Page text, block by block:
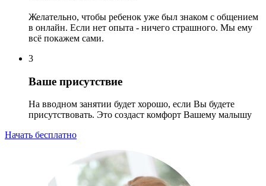
Желательно, чтобы ребенок уже был знаком с общением
в онлайн. Если нет опыта - ничего страшного. Мы ему
всё покажем сами.
3
Ваше присутствие
На вводном занятии будет хорошо, если Вы будете
присутствовать. Это создаст комфорт Вашему малышу
Начать бесплатно